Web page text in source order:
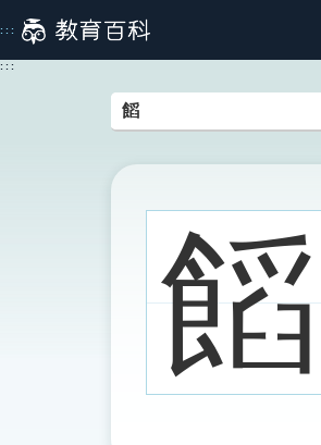
到
主
:::
:::
饀